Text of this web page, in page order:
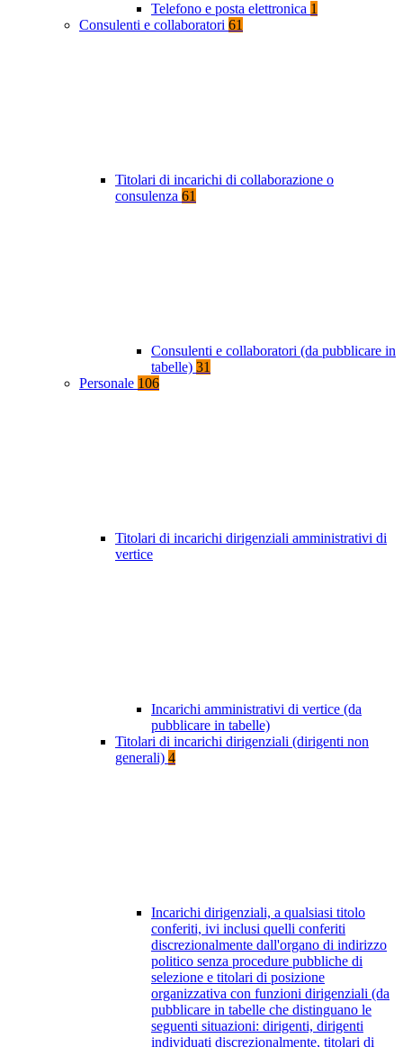
Telefono e posta elettronica 1
Consulenti e collaboratori 61
Titolari di incarichi di collaborazione o
consulenza 61
Consulenti e collaboratori (da pubblicare in
tabelle) 31
Personale 106
Titolari di incarichi dirigenziali amministrativi di
vertice
Incarichi amministrativi di vertice (da
pubblicare in tabelle)
Titolari di incarichi dirigenziali (dirigenti non
generali) 4
Incarichi dirigenziali, a qualsiasi titolo
conferiti, ivi inclusi quelli conferiti
discrezionalmente dall'organo di indirizzo
politico senza procedure pubbliche di
selezione e titolari di posizione
organizzativa con funzioni dirigenziali (da
pubblicare in tabelle che distinguano le
seguenti situazioni: dirigenti, dirigenti
individuati discrezionalmente, titolari di